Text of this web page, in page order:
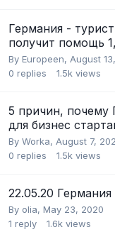
Германия -
получит помощь
By Europeen, August
0 replies 1.5k views
5 причин, почему
для бизнес
By Worka, August 7,
0 replies 1.5k views
22.05.20
By olia, May 23, 2020
1 reply 1.6k views